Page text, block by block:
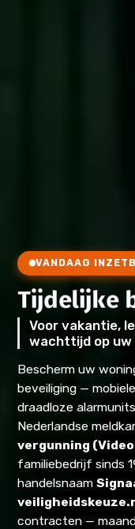
VANDAAG
Tijdelijke
Voor vakantie,
wachttijd op
Bescherm uw
beveiliging —
draadloze
Nederlandse
vergunning
familiebedrijf sinds
handelsnaam
contracten —